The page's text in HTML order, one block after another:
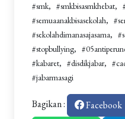
#smk
#smkbisasmkhebat
#semuaanakbisasekolah
#sekolahdimanasajasama
#stopbullying
#kabaret
#disdikjabar
#jabarmasagi
Bagikan : Facebook